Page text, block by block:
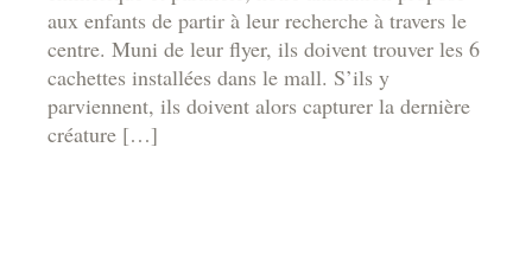
aux enfants de partir à leur recherche à travers le
centre. Muni de leur flyer, ils doivent trouver les 6
cachettes installées dans le mall. S’ils y
parviennent, ils doivent alors capturer la dernière
créature […]